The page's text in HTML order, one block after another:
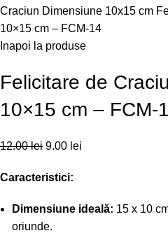
Craciun Dimensiune 10x15 cm
10×15 cm – FCM-14
Inapoi la produse
Felicitare de
10×15 cm – FCM-
12.00lei 9.00 lei
Caracteristici:
Dimensiune ideală: 15 x 10
oriunde.